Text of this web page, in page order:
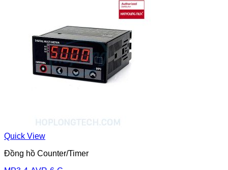
Quick View
Đồng hồ Counter/Timer